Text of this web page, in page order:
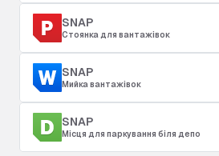
SNAP
Стоянка для вантажівок
SNAP
Мийка вантажівок
SNAP
Місця для паркування біля депо